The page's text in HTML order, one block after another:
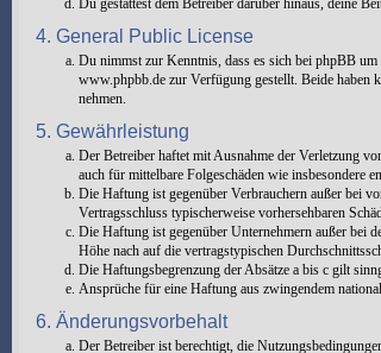
Du gestattest dem Betreiber darüber hinaus, deine
4. General Public License
Du nimmst zur Kenntnis, dass es sich bei phpBB
www.phpbb.de zur Verfügung gestellt. Beide haben
nehmen.
5. Gewährleistung
Der Betreiber haftet mit Ausnahme der Verletzung
auch für mittelbare Folgeschäden wie insbesondere
Die Haftung ist gegenüber Verbrauchern außer bei
Vertragsschluss typischerweise vorhersehbaren
Die Haftung ist gegenüber Unternehmern außer bei
Höhe nach auf die vertragstypischen
Die Haftungsbegrenzung der Absätze a bis c gilt
Ansprüche für eine Haftung aus zwingendem
6. Änderungsvorbehalt
Der Betreiber ist berechtigt, die